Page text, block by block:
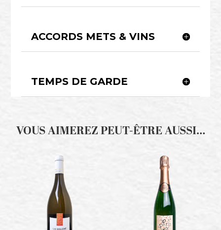
ACCORDS METS & VINS
TEMPS DE GARDE
VOUS AIMEREZ PEUT-ÊTRE AUSSI…